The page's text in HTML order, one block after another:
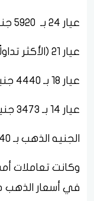
عيار 24 بـ 5920 جنيهًا للجرام
عيار 21 (الأكثر تداولًا) بـ 5180 جنيهًا للجرام
عيار 18 بـ 4440 جنيهًا للجرام
عيار 14 بـ 3473 جنيهًا للجرام
الجنيه الذهب بـ 41,440 جنيهًا
وكانت تعاملات
في أسعار الذهب